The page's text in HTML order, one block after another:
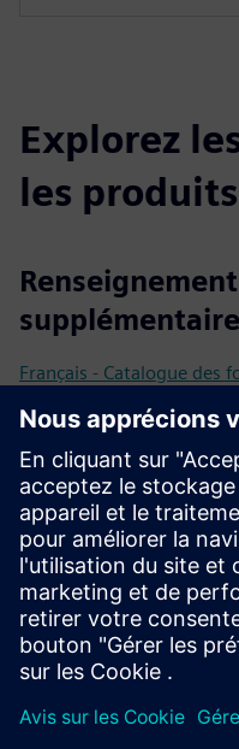
Explorez
les
Français - Catalogue des
Allemand - Catalogue et
formation
Allemand - JANUS E-
janus-ingénierie
Conditions
Siemens NX CAD